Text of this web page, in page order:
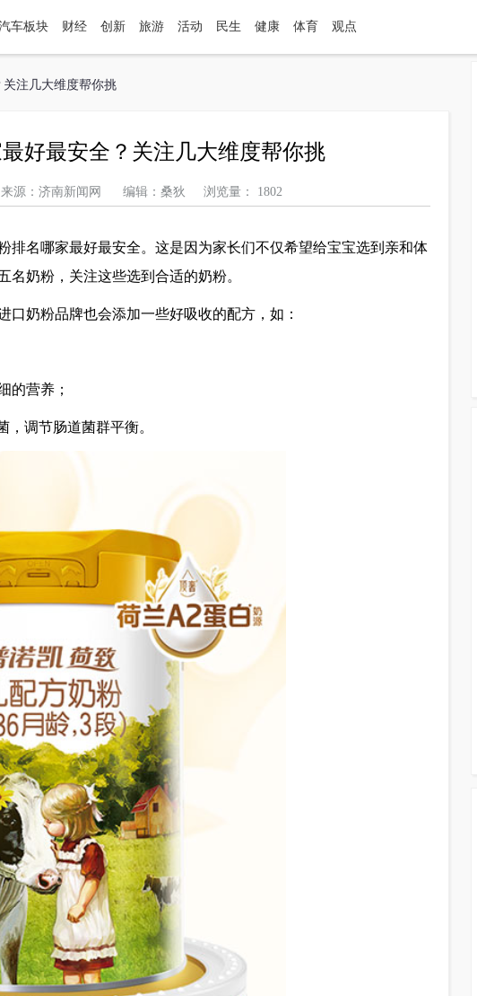
车板块 财经 创新 旅游 活动 民生 健康 体育 观点
注几大维度帮你挑
好最安全？关注几大维度帮你挑
来源：济南新闻网 编辑：桑狄 浏览量： 1802
排名哪家最好最安全。这是因为家长们不仅希望给宝宝选到亲和体
奶粉，关注这些选到合适的奶粉。
奶粉品牌也会添加一些好吸收的配方，如：
的营养；
调节肠道菌群平衡。